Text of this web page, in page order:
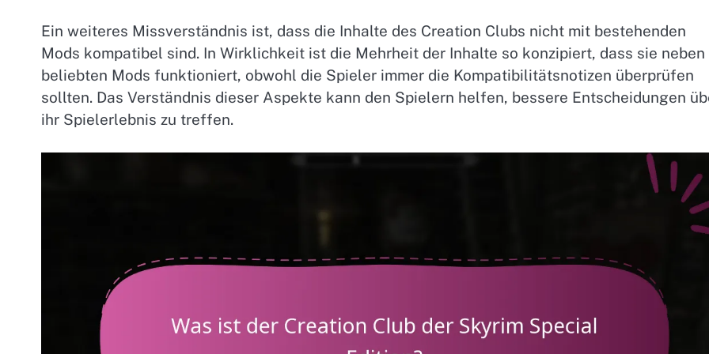
Ein weiteres Missverständnis ist, dass die Inhalte des Creation Clubs nicht mit bestehenden
Mods kompatibel sind. In Wirklichkeit ist die Mehrheit der Inhalte so konzipiert, dass sie neben
beliebten Mods funktioniert, obwohl die Spieler immer die Kompatibilitätsnotizen überprüfen
sollten. Das Verständnis dieser Aspekte kann den Spielern helfen, bessere Entscheidungen
ihr Spielerlebnis zu treffen.